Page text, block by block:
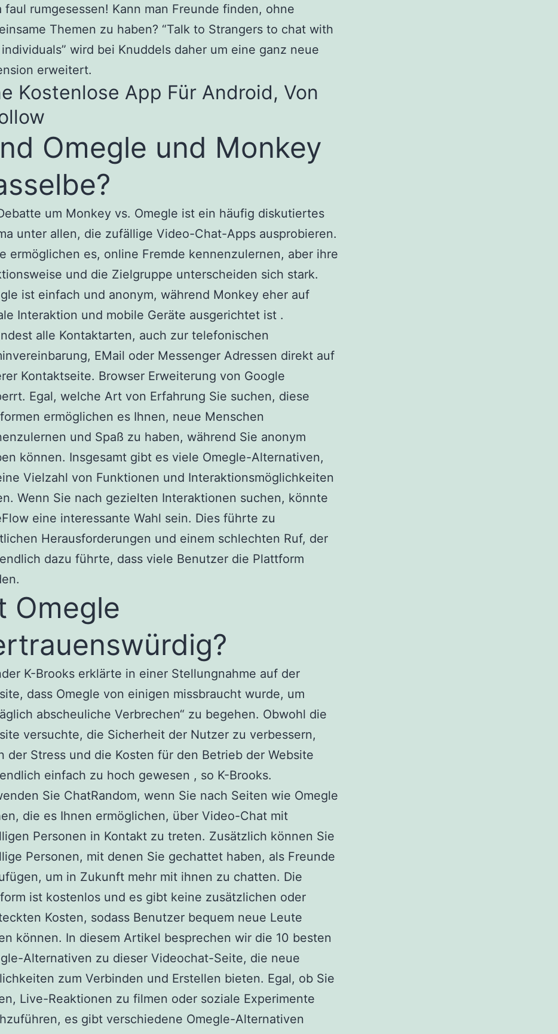
faul rumgesessen! Kann man Freunde finden, ohne
Themen zu haben? “Talk to Strangers to chat with
wird bei Knuddels daher um eine ganz neue
erweitert.
Kostenlose App Für Android, Von
Omegle und Monkey
um Monkey vs. Omegle ist ein häufig diskutiertes
unter allen, die zufällige Video-Chat-Apps ausprobieren.
ermöglichen es, online Fremde kennenzulernen, aber ihre
und die Zielgruppe unterscheiden sich stark.
ist einfach und anonym, während Monkey eher auf
Interaktion und mobile Geräte ausgerichtet ist .
alle Kontaktarten, auch zur telefonischen
EMail oder Messenger Adressen direkt auf
Kontaktseite. Browser Erweiterung von Google
Egal, welche Art von Erfahrung Sie suchen, diese
ermöglichen es Ihnen, neue Menschen
und Spaß zu haben, während Sie anonym
können. Insgesamt gibt es viele Omegle-Alternativen,
Vielzahl von Funktionen und Interaktionsmöglichkeiten
Wenn Sie nach gezielten Interaktionen suchen, könnte
eine interessante Wahl sein. Dies führte zu
Herausforderungen und einem schlechten Ruf, der
dazu führte, dass viele Benutzer die Plattform
Omegle
K-Brooks erklärte in einer Stellungnahme auf der
dass Omegle von einigen missbraucht wurde, um
abscheuliche Verbrechen“ zu begehen. Obwohl die
versuchte, die Sicherheit der Nutzer zu verbessern,
der Stress und die Kosten für den Betrieb der Website
einfach zu hoch gewesen , so K-Brooks.
Sie ChatRandom, wenn Sie nach Seiten wie Omegle
die es Ihnen ermöglichen, über Video-Chat mit
Personen in Kontakt zu treten. Zusätzlich können Sie
Personen, mit denen Sie gechattet haben, als Freunde
um in Zukunft mehr mit ihnen zu chatten. Die
ist kostenlos und es gibt keine zusätzlichen oder
Kosten, sodass Benutzer bequem neue Leute
können. In diesem Artikel besprechen wir die 10 besten
Alternativen zu dieser Videochat-Seite, die neue
zum Verbinden und Erstellen bieten. Egal, ob Sie
Live-Reaktionen zu filmen oder soziale Experimente
es gibt verschiedene Omegle-Alternativen